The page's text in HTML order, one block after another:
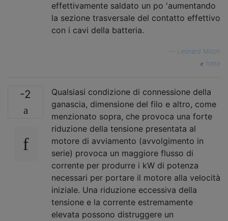
effettivamente saldato un po 'aumentando
la sezione trasversale del contatto effettivo
con i cavi della batteria.
Leonard Milcin
fonte
-2
Qualsiasi condizione di connessione della
ganascia, dimensione del filo e altro, come
menzionato sopra, che provoca una forte
riduzione della tensione presentata al
motore di avviamento (avvolgimento in
serie) provoca un maggiore flusso di
corrente per produrre i kW di potenza
necessari per portare il motore alla velocità
iniziale. Una riduzione eccessiva della
tensione e la corrente estremamente
elevata possono distruggere un